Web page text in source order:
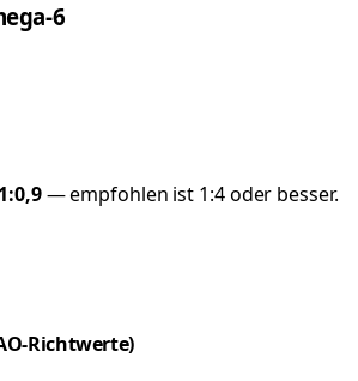
6
1:0,9— empfohlen ist 1:4 oder besser.
Richtwerte)